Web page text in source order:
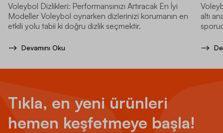
Voleybol Dizlikleri: Performansınızı Artıracak En İyi
Modeller Voleybol oynarken dizlerinizi korumanın en
etkili yolu tabii ki doğru dizlik seçmektir.
Devamını Oku
altı
Tıkla, en yeni ürünleri
hemen keşfetmeye başla!